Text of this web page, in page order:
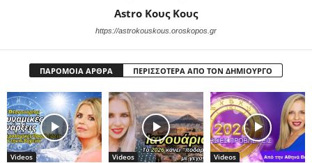
Astro Κους Κους
https://astrokouskous.oroskopos.gr
ΠΑΡΟΜΟΙΑ ΑΡΘΡΑ ΠΕΡΙΣΣΟΤΕΡΑ ΑΠΟ ΤΟΝ ΔΗΜΙΟΥΡΓΟ
Videos Videos Videos